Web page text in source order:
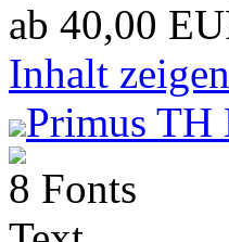
ab 40,00
Inhalt
Primus TH
8 Fonts